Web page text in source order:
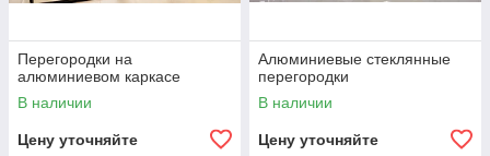
Перегородки на
алюминиевом каркасе
В наличии
Цену уточняйте
Алюминиевые стеклянные
перегородки
В наличии
Цену уточняйте